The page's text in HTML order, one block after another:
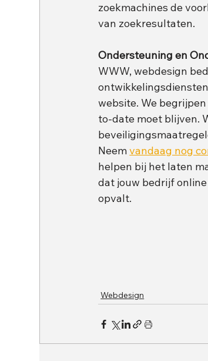
zoekmachines de
van zoekresultaten.
Ondersteuning en
WWW, webdesign
website. We
to-date moet blijven.
Neem vandaag nog
helpen bij het laten
dat jouw bedrijf
opvalt.
Webdesign